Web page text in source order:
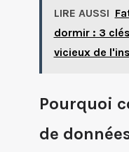
LIRE AUSSI
dormir : 3
vicieux de
Pourquoi
de